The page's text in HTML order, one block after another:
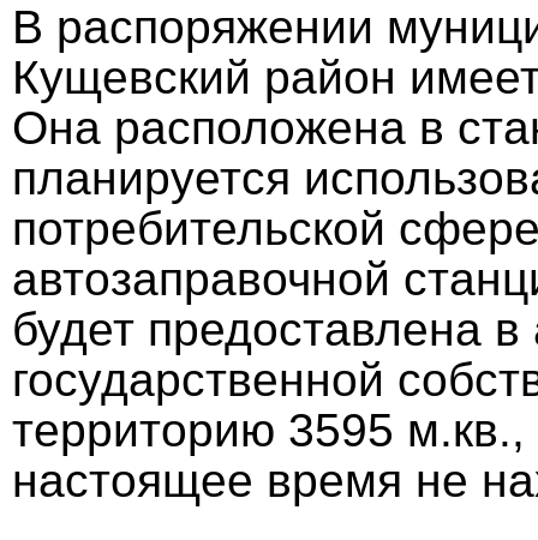
В распоряжении
Кущевский район
Она расположена в
планируется
потребительской
автозаправочной
будет предоставлена
государственной
территорию 3595 м.кв.,
настоящее время не